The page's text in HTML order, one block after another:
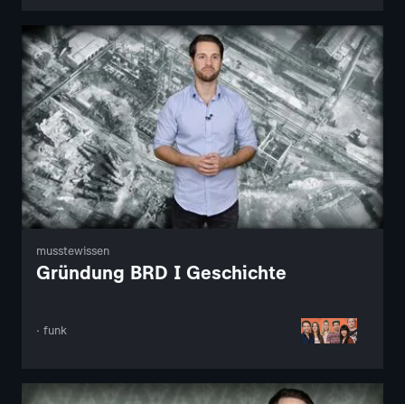
musstewissen
Gründung BRD I Geschichte
· funk